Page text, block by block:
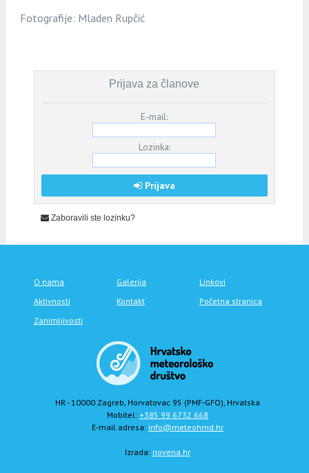
Fotografije: Mladen Rupčić
Prijava za članove
E-mail:
Lozinka:
Prijava
Zaboravili ste lozinku?
O nama Galerija
Linkovi
Aktivnosti
Kontakt
Početna stranica
Zanimljivosti
HR - 10000 Zagreb, Horvatovac 95 (PMF-GFO), Hrvatska
Mobitel: +385 99 6732 668
E-mail adresa: info@meteohmd.hr
Izrada: novena.hr